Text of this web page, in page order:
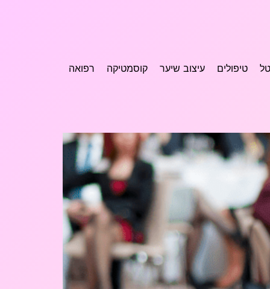
טיפולים עיצוב שיער קוסמטיקה רפואה